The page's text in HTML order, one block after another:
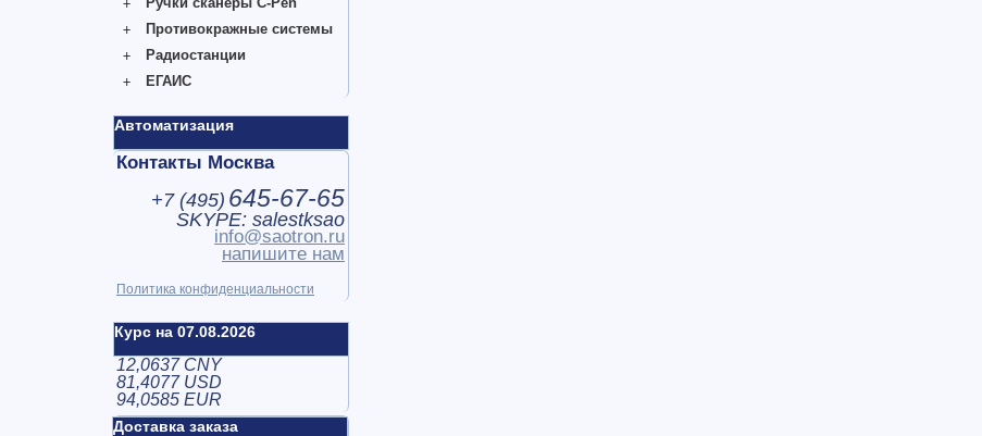
Противокражные системы
Радиостанции
ЕГАИС
Автоматизация
Контакты Москва
+7 (495) 645-67-65
SKYPE: salestksao
info@saotron.ru
напишите нам
Политика конфиденциальности
Курс на 07.08.2026
12,0637 CNY
81,4077 USD
94,0585 EUR
Доставка заказа